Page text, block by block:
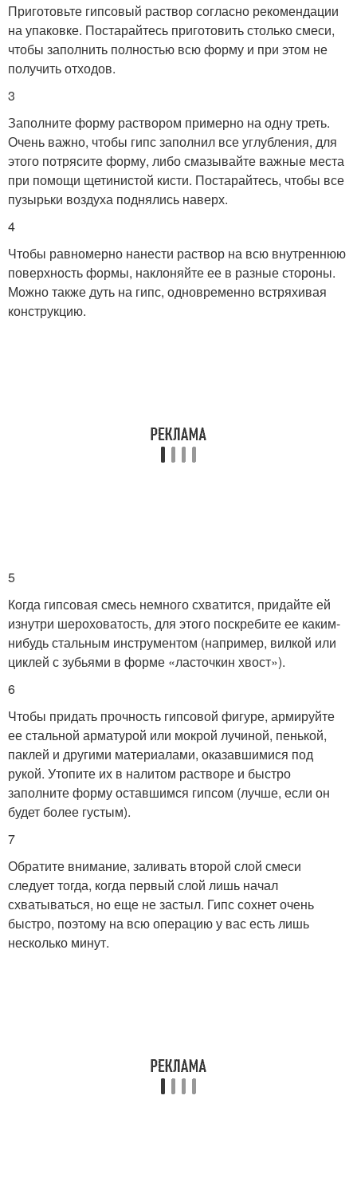
Приготовьте гипсовый раствор согласно рекомендации
на упаковке. Постарайтесь приготовить столько смеси,
чтобы заполнить полностью всю форму и при этом не
получить отходов.
3
Заполните форму раствором примерно на одну треть.
Очень важно, чтобы гипс заполнил все углубления, для
этого потрясите форму, либо смазывайте важные места
при помощи щетинистой кисти. Постарайтесь, чтобы все
пузырьки воздуха поднялись наверх.
4
Чтобы равномерно нанести раствор на всю внутреннюю
поверхность формы, наклоняйте ее в разные стороны.
Можно также дуть на гипс, одновременно встряхивая
конструкцию.
5
Когда гипсовая смесь немного схватится, придайте ей
изнутри шероховатость, для этого поскребите ее каким-
нибудь стальным инструментом (например, вилкой или
циклей с зубьями в форме «ласточкин хвост»).
6
Чтобы придать прочность гипсовой фигуре, армируйте
ее стальной арматурой или мокрой лучиной, пенькой,
паклей и другими материалами, оказавшимися под
рукой. Утопите их в налитом растворе и быстро
заполните форму оставшимся гипсом (лучше, если он
будет более густым).
7
Обратите внимание, заливать второй слой смеси
следует тогда, когда первый слой лишь начал
схватываться, но еще не застыл. Гипс сохнет очень
быстро, поэтому на всю операцию у вас есть лишь
несколько минут.